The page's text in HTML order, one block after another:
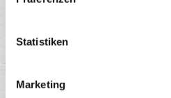
Statistiken
Marketing
Grammaturen oder Durchmessern,
Angaben und können durch die
* Weitere Produktinformationen zu